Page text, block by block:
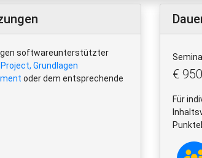
softwareunterstützter
Project, Grundlagen
oder dem entsprechende
€
Für